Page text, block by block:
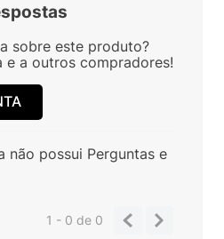
sobre este produto?
e a outros compradores!
não possui Perguntas e
1 - 0de 0